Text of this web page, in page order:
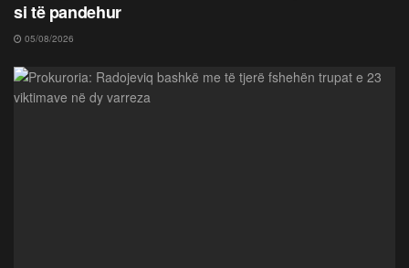
si të pandehur
05/08/2026